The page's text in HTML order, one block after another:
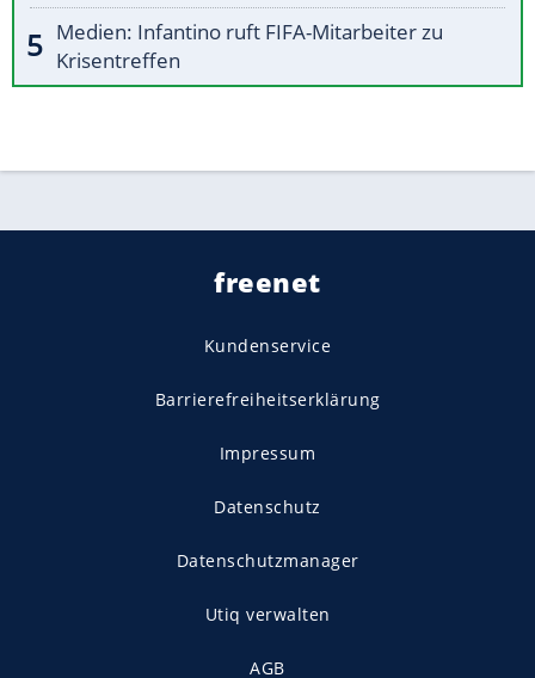
Medien: Infantino ruft FIFA-Mitarbeiter zu
Krisentreffen
freenet
Kundenservice
Barrierefreiheitserklärung
Impressum
Datenschutz
Datenschutzmanager
Utiq verwalten
AGB